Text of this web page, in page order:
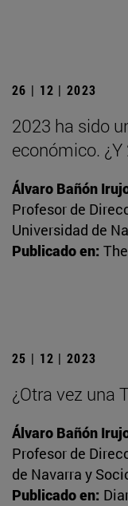
26 | 12 | 2023
2023 ha sido
económico. ¿Y
Álvaro Bañón
Profesor de
Universidad de
Publicado en:
25 | 12 | 2023
¿Otra vez una
Álvaro Bañón
Profesor de
de Navarra y
Publicado en: